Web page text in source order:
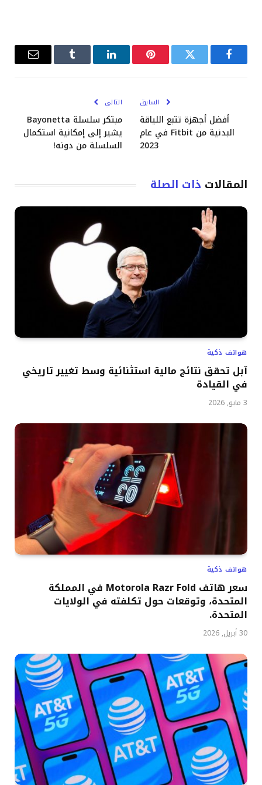
فيسبوكتويتر بينتيريستلينكدإن Tumblrالبريد
السابق
أفضل أجهزة تتبع اللياقة
البدنية من Fitbit في عام
2023
التالي
مبتكر سلسلة Bayonetta
يشير إلى إمكانية استكمال
السلسلة من دونه!
المقالات ذات الصلة
هواتف ذكية
آبل تحقق نتائج مالية استثنائية وسط تغيير تاريخي
في القيادة
3 مايو, 2026
هواتف ذكية
سعر هاتف Motorola Razr Fold في المملكة
المتحدة، وتوقعات حول تكلفته في الولايات
المتحدة.
30 أبريل, 2026